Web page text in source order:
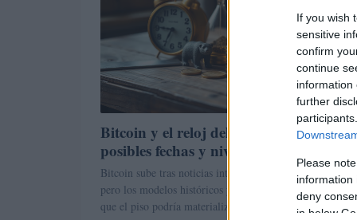
If you wish
sensitive
confirm
continue
information
further
Please
information
deny
in below
Bitcoin y el reloj del mercado bajista:
posibles fechas y niveles clave
Bitcoin sube tras noticias internacionales y quiebres
pero los modelos históricos y las métricas on-chain
que el piso podría materializarse…